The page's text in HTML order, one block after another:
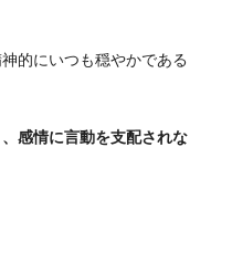
的にいつも穏やかである
感情に言動を支配されな